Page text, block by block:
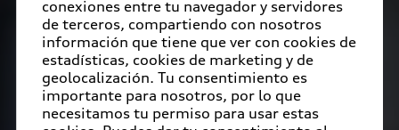
conexiones entre tu navegador y servidores
de terceros, compartiendo con nosotros
información que tiene que ver con cookies de
estadísticas, cookies de marketing y de
geolocalización. Tu consentimiento es
importante para nosotros, por lo que
necesitamos tu permiso para usar estas